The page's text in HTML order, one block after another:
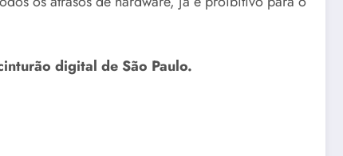
digital de São Paulo.